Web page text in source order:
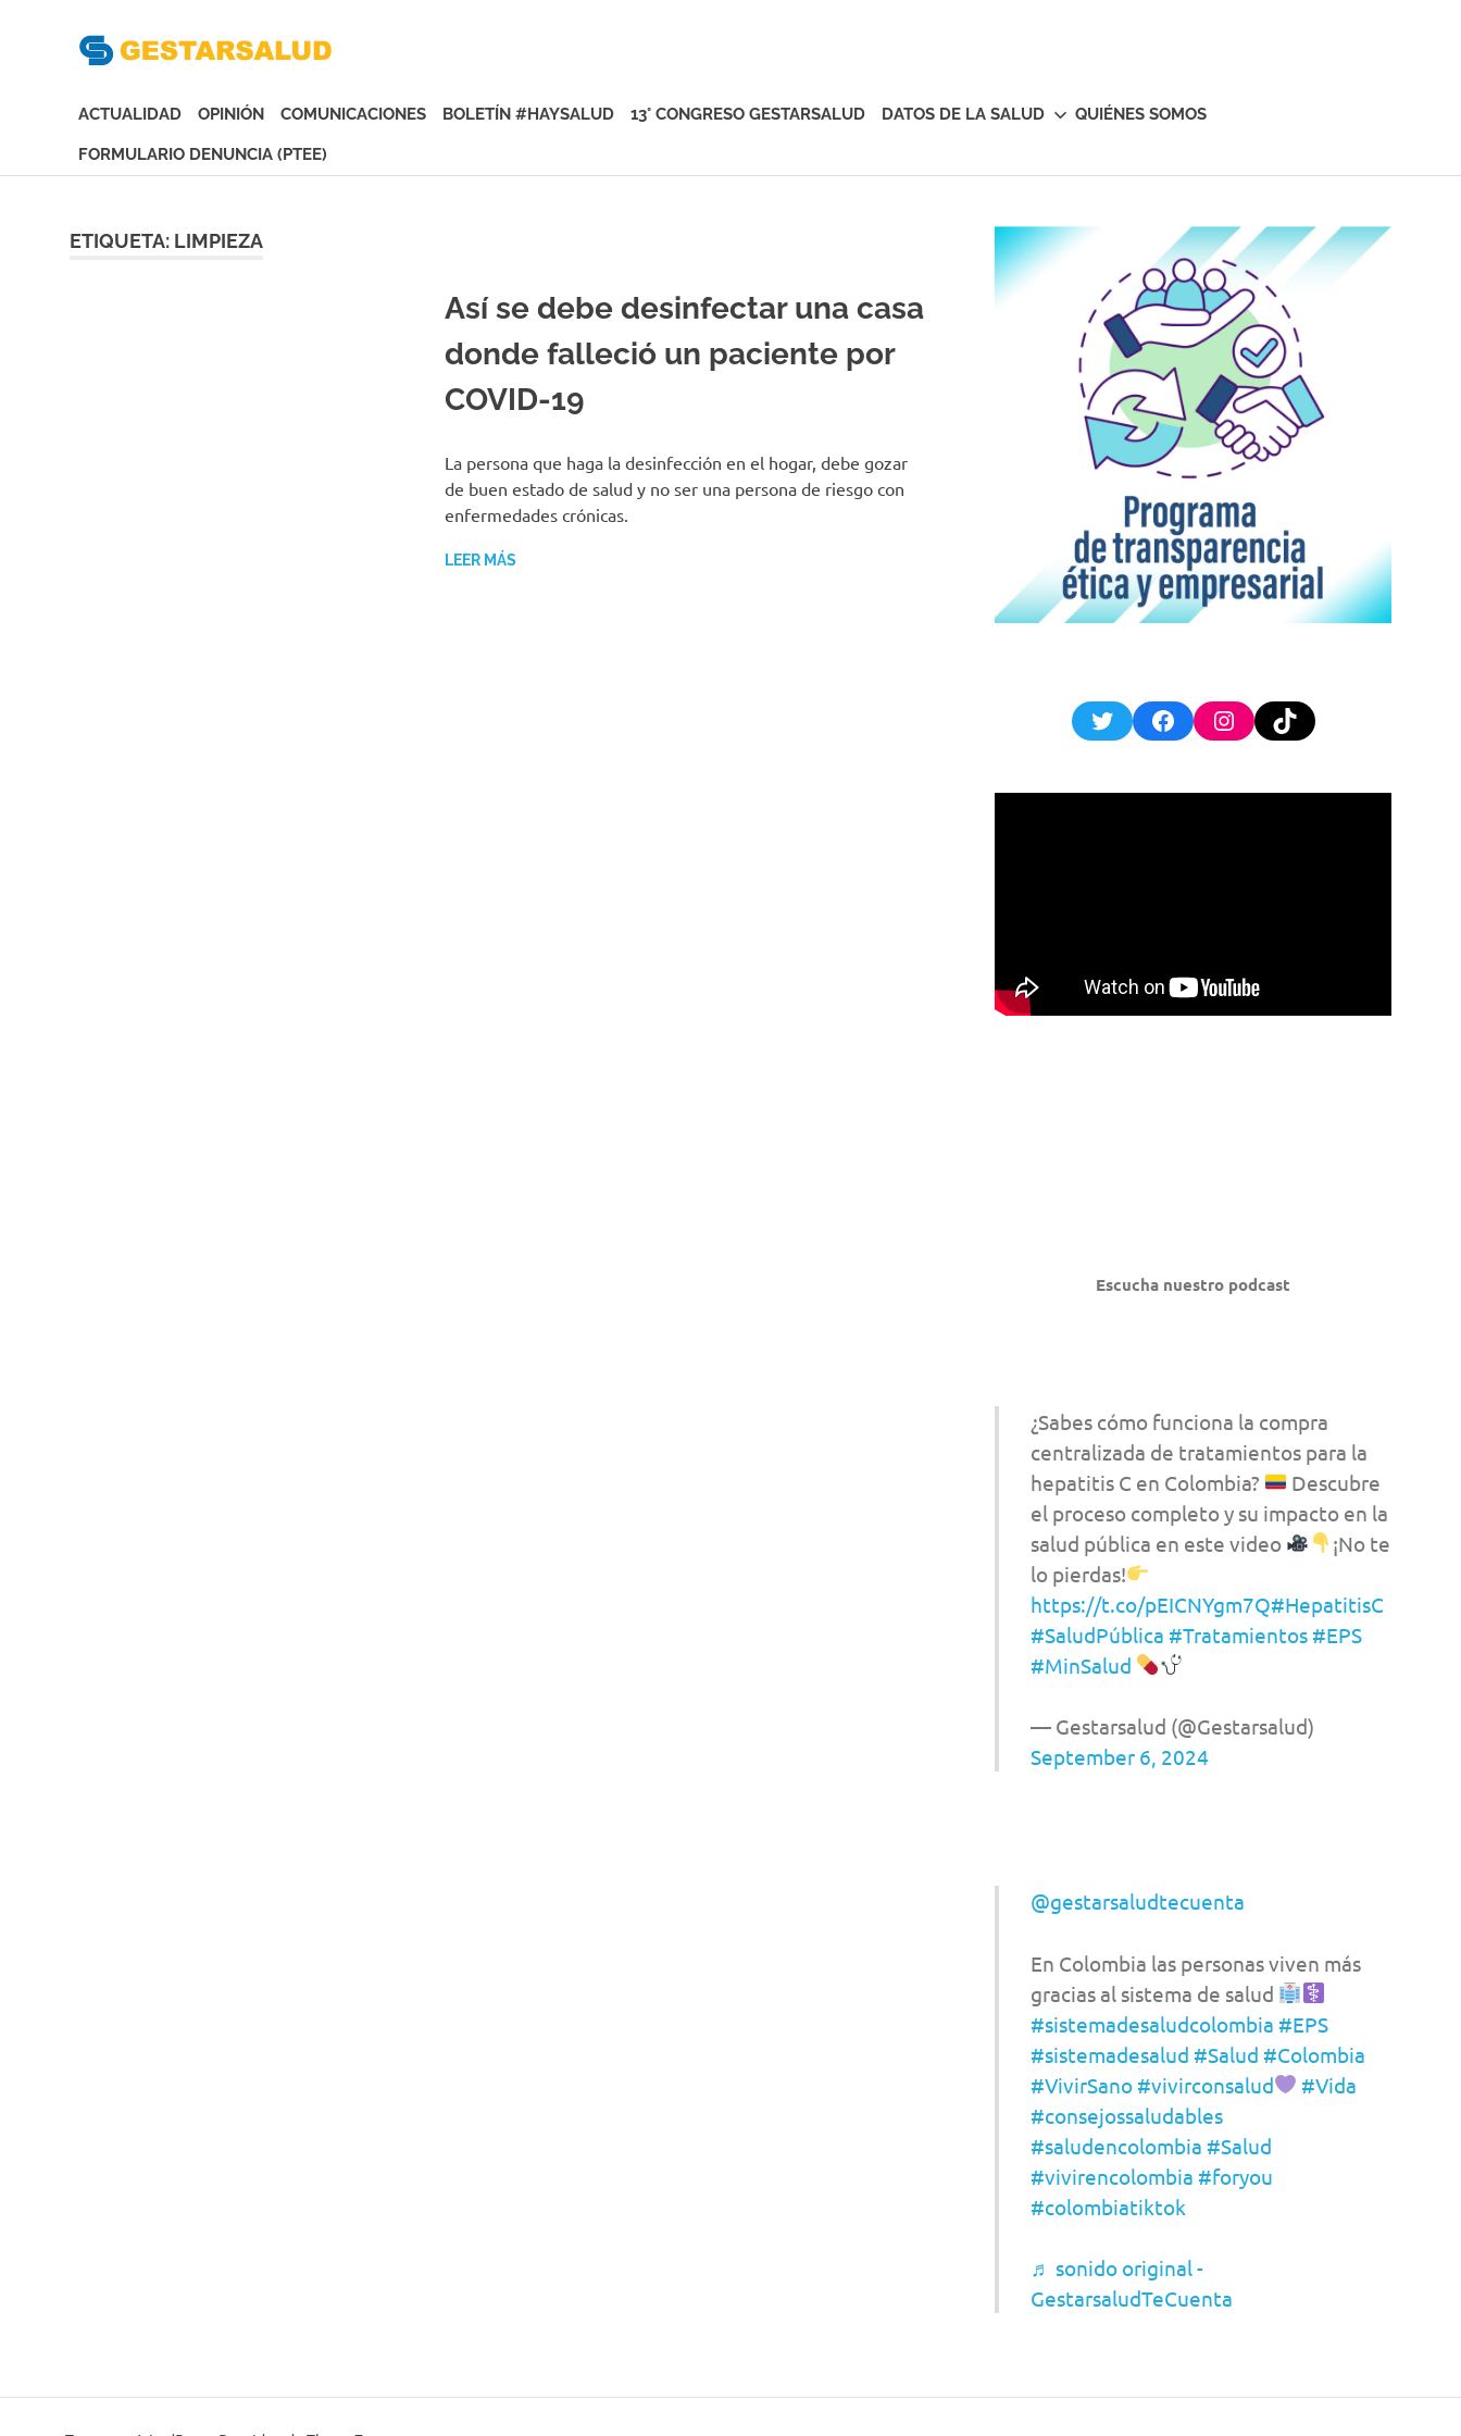
contenido
de
Gestoras
del
la
ACTUALIDAD OPINIÓN COMUNICACIONES BOLETÍN #HAYSALUD 13° CONGRESO GESTARSALUD DATOS DE LA SALUD QUIÉNES SOMOS
FORMULARIO DENUNCIA (PTEE)
ETIQUETA: LIMPIEZA
Así se debe desinfectar una casa
donde falleció un paciente por
COVID-19
La persona que haga la desinfección en el hogar, debe gozar
de buen estado de salud y no ser una persona de riesgo con
enfermedades crónicas.
LEER MÁS
TwitterFacebookInstagram
TikTok
Escucha nuestro podcast
¿Sabes cómo funciona la compra
centralizada de tratamientos para la
hepatitis C en Colombia?
Descubre
el proceso completo y su impacto en la
salud pública en este video
¡No te
lo pierdas!
https://t.co/pEICNYgm7Q#HepatitisC
#SaludPública #Tratamientos #EPS
#MinSalud
— Gestarsalud (@Gestarsalud)
September 6, 2024
@gestarsaludtecuenta
En Colombia las personas viven más
gracias al sistema de salud
#sistemadesaludcolombia #EPS
#sistemadesalud #Salud #Colombia
#VivirSano #vivirconsalud
#Vida
#consejossaludables
#saludencolombia #Salud
#vivirencolombia #foryou
#colombiatiktok
♬ sonido original -
GestarsaludTeCuenta